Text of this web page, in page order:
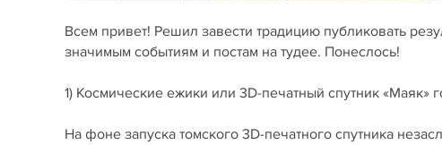
Всем привет! Решил завести традицию публиковать
значимым событиям и постам на тудее. Понеслось!
1) Космические ежики или 3D-печатный спутник «Маяк»
На фоне запуска томского 3D-печатного спутника